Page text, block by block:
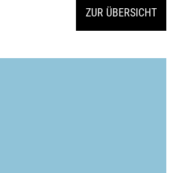
ZUR ÜBERSICHT